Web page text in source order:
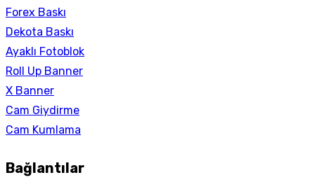
Forex Baskı
Dekota Baskı
Ayaklı Fotoblok
Roll Up Banner
X Banner
Cam Giydirme
Cam Kumlama
Bağlantılar